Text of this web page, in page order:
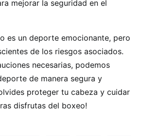
mejorar la seguridad en el
es un deporte emocionante, pero
de los riesgos asociados.
necesarias, podemos
de manera segura y
proteger tu cabeza y cuidar
disfrutas del boxeo!